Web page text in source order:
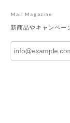
Mail Magazine
新商品やキャンペー